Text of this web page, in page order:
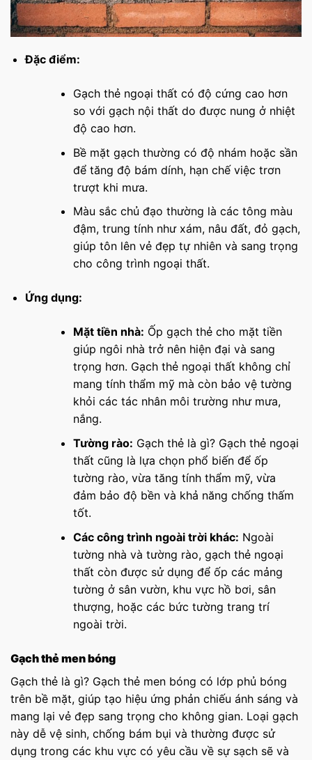
Đặc điểm:
Gạch thẻ ngoại thất có độ cứng cao hơn
so với gạch nội thất do được nung ở nhiệt
độ cao hơn.
Bề mặt gạch thường có độ nhám hoặc sần
để tăng độ bám dính, hạn chế việc trơn
trượt khi mưa.
Màu sắc chủ đạo thường là các tông màu
đậm, trung tính như xám, nâu đất, đỏ gạch,
giúp tôn lên vẻ đẹp tự nhiên và sang trọng
cho công trình ngoại thất.
Ứng dụng:
Mặt tiền nhà: Ốp gạch thẻ cho mặt tiền
giúp ngôi nhà trở nên hiện đại và sang
trọng hơn. Gạch thẻ ngoại thất không chỉ
mang tính thẩm mỹ mà còn bảo vệ tường
khỏi các tác nhân môi trường như mưa,
nắng.
Tường rào: Gạch thẻ là gì? Gạch thẻ ngoại
thất cũng là lựa chọn phổ biến để ốp
tường rào, vừa tăng tính thẩm mỹ, vừa
đảm bảo độ bền và khả năng chống thấm
tốt.
Các công trình ngoài trời khác: Ngoài
tường nhà và tường rào, gạch thẻ ngoại
thất còn được sử dụng để ốp các mảng
tường ở sân vườn, khu vực hồ bơi, sân
thượng, hoặc các bức tường trang trí
ngoài trời.
Gạch thẻ men bóng
Gạch thẻ là gì? Gạch thẻ men bóng có lớp phủ bóng
trên bề mặt, giúp tạo hiệu ứng phản chiếu ánh sáng và
mang lại vẻ đẹp sang trọng cho không gian. Loại gạch
này dễ vệ sinh, chống bám bụi và thường được sử
dụng trong các khu vực có yêu cầu về sự sạch sẽ và